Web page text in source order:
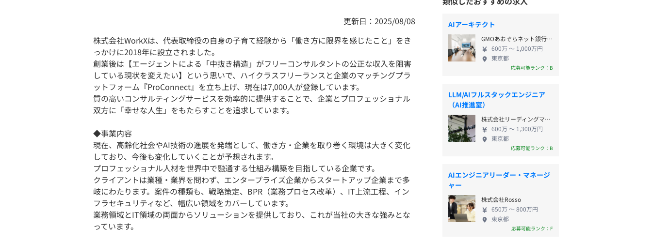
更新日：2025/08/08
株式会社WorkXは、代表取締役の自身の子育て経験から「働き方に限界を感じたこと」をき
っかけに2018年に設立されました。
創業後は【エージェントによる「中抜き構造」がフリーコンサルタントの公正な収入を阻害
している現状を変えたい】という思いで、ハイクラスフリーランスと企業のマッチングプラ
ットフォーム『ProConnect』を立ち上げ、現在は7,000人が登録しています。
質の高いコンサルティングサービスを効率的に提供することで、企業とプロフェッショナル
双方に「幸せな人生」をもたらすことを追求しています。
◆事業内容
現在、高齢化社会やAI技術の進展を発端として、働き方・企業を取り巻く環境は大きく変化
しており、今後も変化していくことが予想されます。
プロフェッショナル人材を世界中で融通する仕組み構築を目指している企業です。
クライアントは業種・業界を問わず、エンタープライズ企業からスタートアップ企業まで多
岐にわたります。案件の種類も、戦略策定、BPR（業務プロセス改革）、IT上流工程、イン
フラセキュリティなど、幅広い領域をカバーしています。
業務領域とIT領域の両面からソリューションを提供しており、これが当社の大きな強みとな
っています。
AIアーキテクト
GMOあおぞらネット銀行株式会社
600万 〜 1,000万円
東京都
応募可能ランク：B
LLM/AIフルスタックエンジニア
（AI推進室）
株式会社リーディングマーク
600万 〜 1,300万円
東京都
応募可能ランク：B
AIエンジニアリーダー・マネージ
ャー
株式会社Rosso
650万 〜 800万円
東京都
応募可能ランク：F